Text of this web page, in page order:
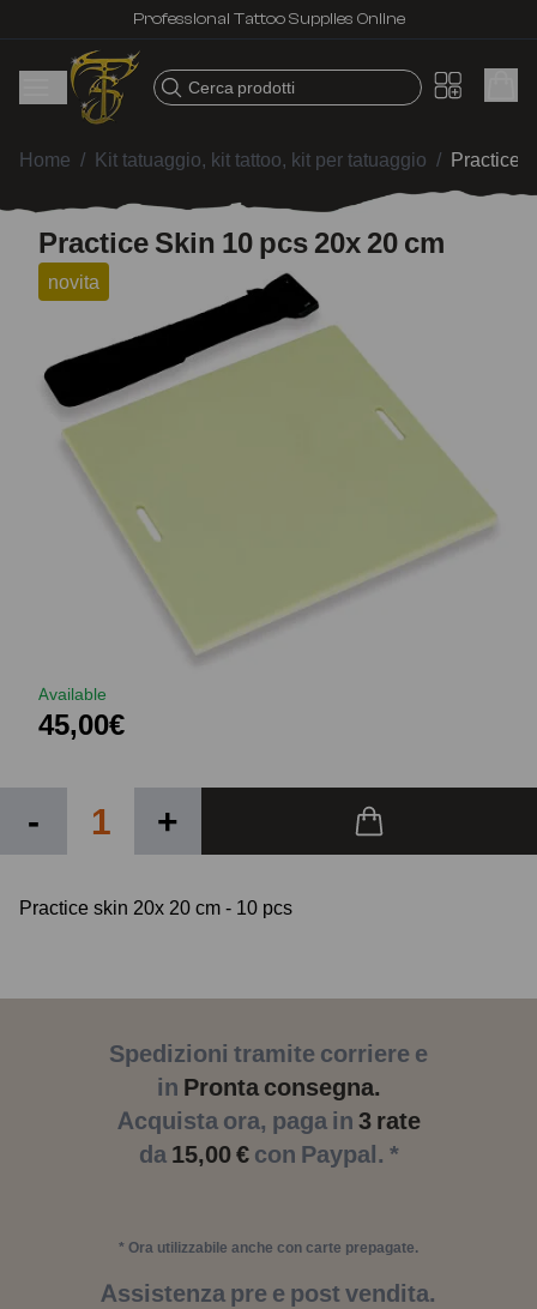
Professional Tattoo Supplies Online
Cerca prodotti
Home / Kit tatuaggio, kit tattoo, kit per tatuaggio / Practice
Practice Skin 10 pcs 20x 20 cm
novita
Available
45,00€
- +
Practice skin 20x 20 cm - 10 pcs
Spedizioni tramite corriere e
in Pronta consegna.
Acquista ora, paga in 3 rate
da 15,00 €con Paypal. *
* Ora utilizzabile anche con carte prepagate.
Assistenza pre e post vendita.